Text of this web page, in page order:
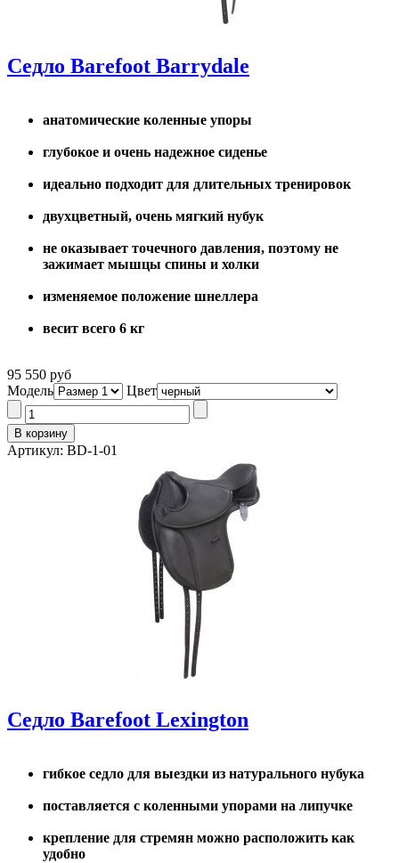
Седло Barefoot Barrydale
анатомические коленные упоры
глубокое и очень надежное сиденье
идеально подходит для длительных тренировок
двухцветный, очень мягкий нубук
не оказывает точечного давления, поэтому не
зажимает мышцы спины и холки
изменяемое положение шнеллера
весит всего 6 кг
95 550 руб
Модель
Цвет
Артикул: BD-1-01
Седло Barefoot Lexington
гибкое седло для выездки из натурального нубука
поставляется с коленными упорами на липучке
крепление для стремян можно расположить как
удобно